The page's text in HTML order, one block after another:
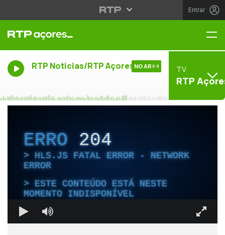
Entrar
RTP Noticias/RTP Açores NO AR TV
RTP
ERRO204
HLS.JS FATAL ERROR - NETWORK
ERROR
ESTE CONTEÚDO ESTÁ NESTE
MOMENTO INDISPONÍVEL